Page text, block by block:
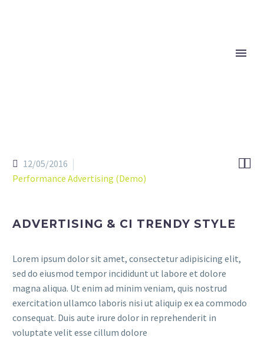

12/05/2016
Performance Advertising (Demo)
ADVERTISING & CI TRENDY STYLE
Lorem ipsum dolor sit amet, consectetur adipisicing elit,
sed do eiusmod tempor incididunt ut labore et dolore
magna aliqua. Ut enim ad minim veniam, quis nostrud
exercitation ullamco laboris nisi ut aliquip ex ea commodo
consequat. Duis aute irure dolor in reprehenderit in
voluptate velit esse cillum dolore